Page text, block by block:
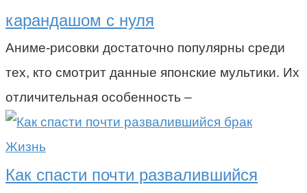
карандашом с нуля
Аниме-рисовки достаточно популярны среди
тех, кто смотрит данные японские мультики. Их
отличительная особенность –
Жизнь
Как спасти почти развалившийся